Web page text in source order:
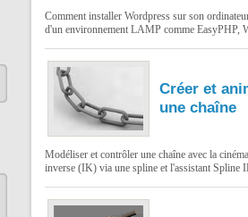
Comment installer Wordpress sur son
d'un environnement LAMP comme EasyPHP,
Créer et
une chaîne
Modéliser et contrôler une chaîne avec la
inverse (IK) via une spline et l'assistant Spline